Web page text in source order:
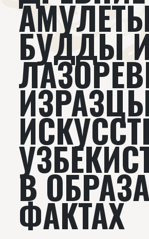
Книги
БУДДЫ
В
ФАКТАХ